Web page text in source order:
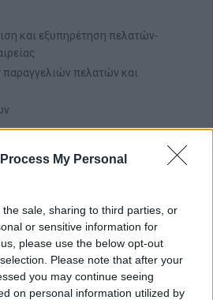
My Personal
sale, sharing to third parties, or
or sensitive information for
please use the below opt-out
Please note that after your
you may continue seeing
on personal information utilized by
και εξυπηρέτηση πελατών-
παραγγελιών πελατών και
Η/Υ & προγράμματος
SoftOne
3 έτους σε αντίστοιχη θέση
– 14:00
προσόντων και της προϋπηρεσίας